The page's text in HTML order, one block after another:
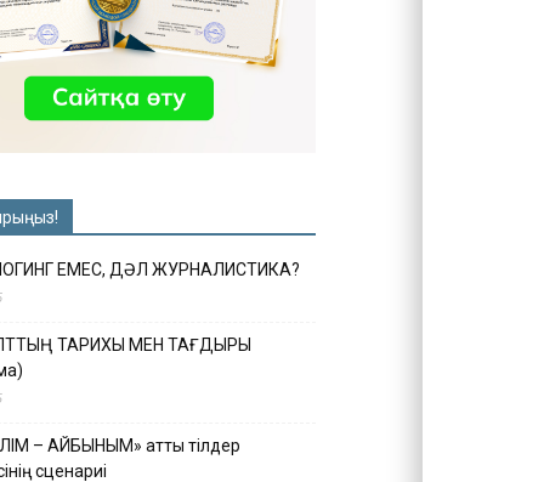
ЕМЕС, ДӘЛ ЖУРНАЛИСТИКА?
ТАРИХЫ МЕН ТАҒДЫРЫ
– АЙБЫНЫМ» атты тілдер
сценариі